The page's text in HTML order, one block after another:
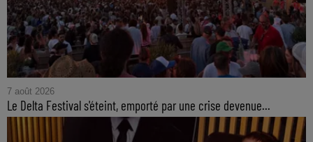
7 août 2026
Le Delta Festival s'éteint, emporté par une crise devenue...